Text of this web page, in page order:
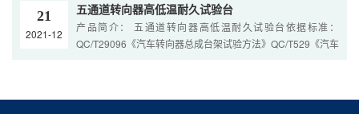
21
2021-12
五通道转向器高低温耐久试验台
产品简介： 五通道转向器高低温耐久试验台依据标准：
QC/T29096《汽车转向器总成台架试验方法》QC/T529《汽车